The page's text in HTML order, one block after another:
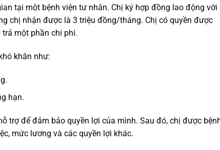
tại một bệnh viện tư nhân. Chị ký hợp đồng lao động với
chị nhận được là 3 triệu đồng/tháng. Chị có quyền được
một phần chi phí.
khăn như:
hạn.
trợ để đảm bảo quyền lợi của mình. Sau đó, chị được
mức lương và các quyền lợi khác.